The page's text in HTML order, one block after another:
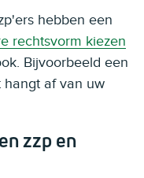
hebben een
rechtsvorm kiezen
Bijvoorbeeld een
hangt af van uw
zzp en